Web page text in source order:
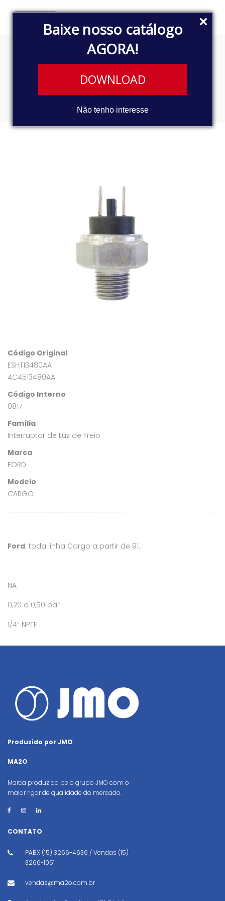
Baixe nosso catálogo
AGORA!
DOWNLOAD
Não tenho interesse
INTERRUPTOR DE LUZ DE
FREIO
Código Original
ESHT13480AA
4C4513480AA
Código Interno
0817
Família
Interruptor de Luz de Freio
Marca
FORD
Modelo
CARGO
Ford: toda linha Cargo a partir de 91.
NA
0,20 a 0,50 bar
1/4“ NPTF
Produzido por JMO
MA2O
Marca produzida pelo grupo JMO com o
maior rigor de qualidade do mercado.
CONTATO
PABX (15) 3266-4636 / Vendas (15)
3266-1051
vendas@ma2o.com.br